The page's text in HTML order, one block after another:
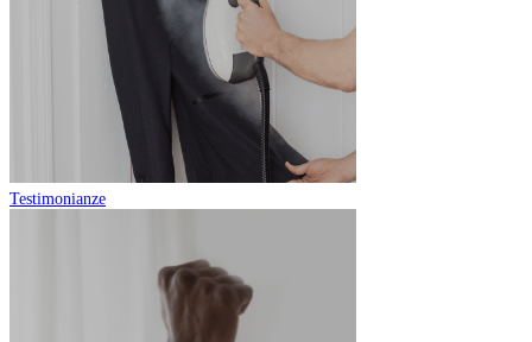
Testimonianze